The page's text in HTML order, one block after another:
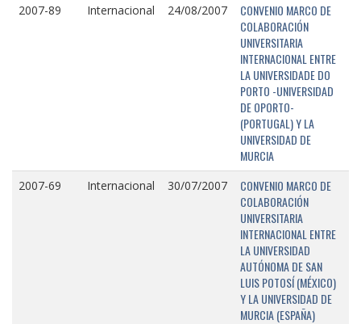
2007-89 Internacional 24/08/2007
CONVENIO MARCO DE
COLABORACIÓN
UNIVERSITARIA
INTERNACIONAL ENTRE
LA UNIVERSIDADE DO
PORTO -UNIVERSIDAD
DE OPORTO-
(PORTUGAL) Y LA
UNIVERSIDAD DE
MURCIA
2007-69 Internacional 30/07/2007
CONVENIO MARCO DE
COLABORACIÓN
UNIVERSITARIA
INTERNACIONAL ENTRE
LA UNIVERSIDAD
AUTÓNOMA DE SAN
LUIS POTOSÍ (MÉXICO)
Y LA UNIVERSIDAD DE
MURCIA (ESPAÑA)